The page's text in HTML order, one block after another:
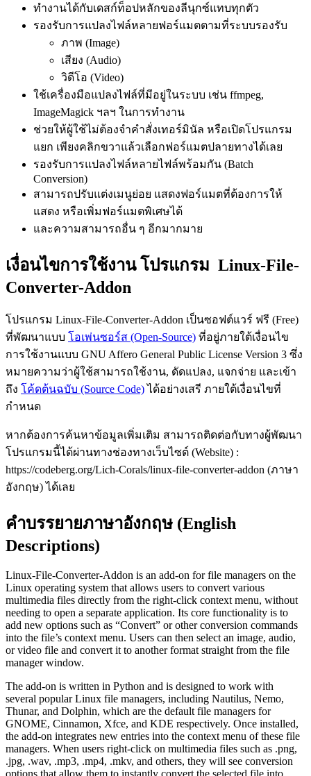
ทำงานได้กับเดสก์ท็อปหลักของลีนุกซ์แทบทุกตัว
รองรับการแปลงไฟล์หลายฟอร์แมตตามที่ระบบรองรับ
ภาพ (Image)
เสียง (Audio)
วิดีโอ (Video)
ใช้เครื่องมือแปลงไฟล์ที่มีอยู่ในระบบ เช่น ffmpeg,
ImageMagick ฯลฯ ในการทำงาน
ช่วยให้ผู้ใช้ไม่ต้องจำคำสั่งเทอร์มินัล หรือเปิดโปรแกรม
แยก เพียงคลิกขวาแล้วเลือกฟอร์แมตปลายทางได้เลย
รองรับการแปลงไฟล์หลายไฟล์พร้อมกัน (Batch
Conversion)
สามารถปรับแต่งเมนูย่อย แสดงฟอร์แมตที่ต้องการให้
แสดง หรือเพิ่มฟอร์แมตพิเศษได้
และความสามารถอื่น ๆ อีกมากมาย
เงื่อนไขการใช้งาน โปรแกรม Linux-File-
Converter-Addon
โปรแกรม Linux-File-Converter-Addon เป็นซอฟต์แวร์ ฟรี (Free)
ที่พัฒนาแบบ โอเพ่นซอร์ส (Open-Source) ที่อยู่ภายใต้เงื่อนไข
การใช้งานแบบ GNU Affero General Public License Version 3 ซึ่ง
หมายความว่าผู้ใช้สามารถใช้งาน, ดัดแปลง, แจกจ่าย และเข้า
ถึง โค้ดต้นฉบับ (Source Code)ได้อย่างเสรี ภายใต้เงื่อนไขที่
กำหนด
หากต้องการค้นหาข้อมูลเพิ่มเติม สามารถติดต่อกับทางผู้พัฒนา
โปรแกรมนี้ได้ผ่านทางช่องทางเว็บไซต์ (Website) :
https://codeberg.org/Lich-Corals/linux-file-converter-addon (ภาษา
อังกฤษ) ได้เลย
คำบรรยายภาษาอังกฤษ (English
Descriptions)
Linux-File-Converter-Addon is an add‑on for file managers on the
Linux operating system that allows users to convert various
multimedia files directly from the right‑click context menu, without
needing to open a separate application. Its core functionality is to
add new options such as “Convert” or other conversion commands
into the file’s context menu. Users can then select an image, audio,
or video file and convert it to another format straight from the file
manager window.
The add‑on is written in Python and is designed to work with
several popular Linux file managers, including Nautilus, Nemo,
Thunar, and Dolphin, which are the default file managers for
GNOME, Cinnamon, Xfce, and KDE respectively. Once installed,
the add‑on integrates new entries into the context menu of these file
managers. When users right‑click on multimedia files such as .png,
.jpg, .wav, .mp3, .mp4, .mkv, and others, they will see conversion
options that allow them to instantly convert the selected file into